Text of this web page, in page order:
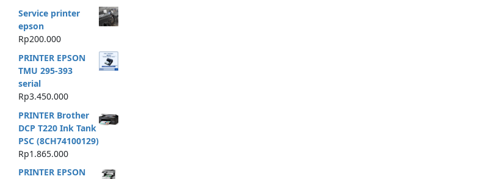
Service printer
epson
Rp200.000
PRINTER EPSON
TMU 295-393
serial
Rp3.450.000
PRINTER Brother
DCP T220 Ink Tank
PSC (8CH74100129)
Rp1.865.000
PRINTER EPSON